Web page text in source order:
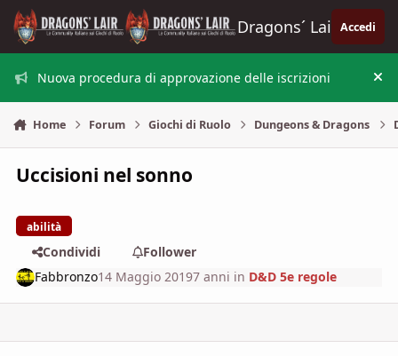
Vai al contenuto
Dragons´ Lair Accedi
Nuova procedura di approvazione delle iscrizioni
Home Forum Giochi di Ruolo Dungeons & Dragons
Uccisioni nel sonno
abilità
Condividi
Follower
Fabbronzo14 Maggio 20197 anni in D&D 5e regole